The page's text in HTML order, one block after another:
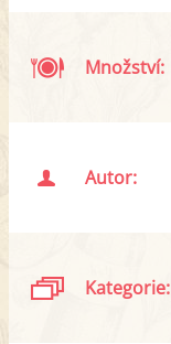
Množství:
Autor:
Kategorie: